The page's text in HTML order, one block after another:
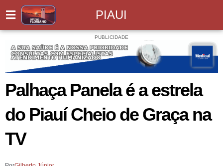
PIAUI
PUBLICIDADE
Palhaça Panela é a estrela
do Piauí Cheio de Graça na
TV